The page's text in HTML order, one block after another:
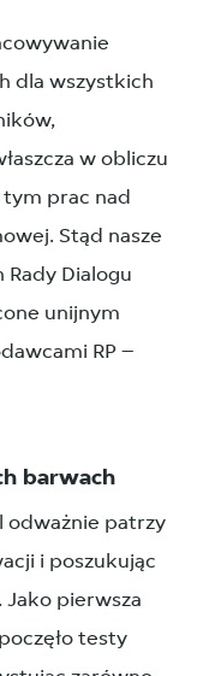
dla wszystkich
w obliczu
prac nad
Stąd nasze
Dialogu
unijnym
RP –
barwach
odważnie patrzy
i poszukując
pierwsza
testy